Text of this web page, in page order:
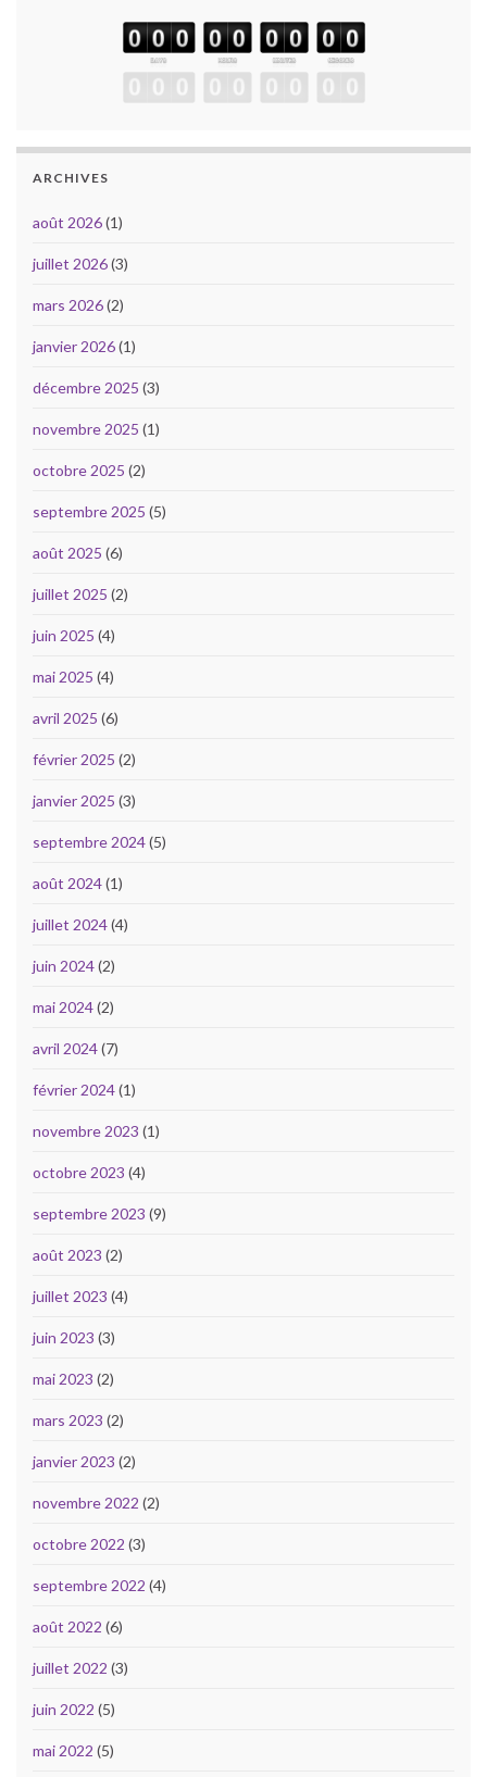
ARCHIVES
août 2026(1)
juillet 2026(3)
mars 2026(2)
janvier 2026(1)
décembre 2025 (3)
novembre 2025 (1)
octobre 2025 (2)
septembre 2025 (5)
août 2025 (6)
juillet 2025 (2)
juin 2025 (4)
mai 2025 (4)
avril 2025 (6)
février 2025 (2)
janvier 2025 (3)
septembre 2024(5)
août 2024(1)
juillet 2024(4)
juin 2024(2)
mai 2024(2)
avril 2024(7)
février 2024(1)
novembre 2023 (1)
octobre 2023 (4)
septembre 2023 (9)
août 2023 (2)
juillet 2023 (4)
juin 2023 (3)
mai 2023 (2)
mars 2023 (2)
janvier 2023 (2)
novembre 2022 (2)
octobre 2022 (3)
septembre 2022 (4)
août 2022 (6)
juillet 2022 (3)
juin 2022 (5)
mai 2022 (5)